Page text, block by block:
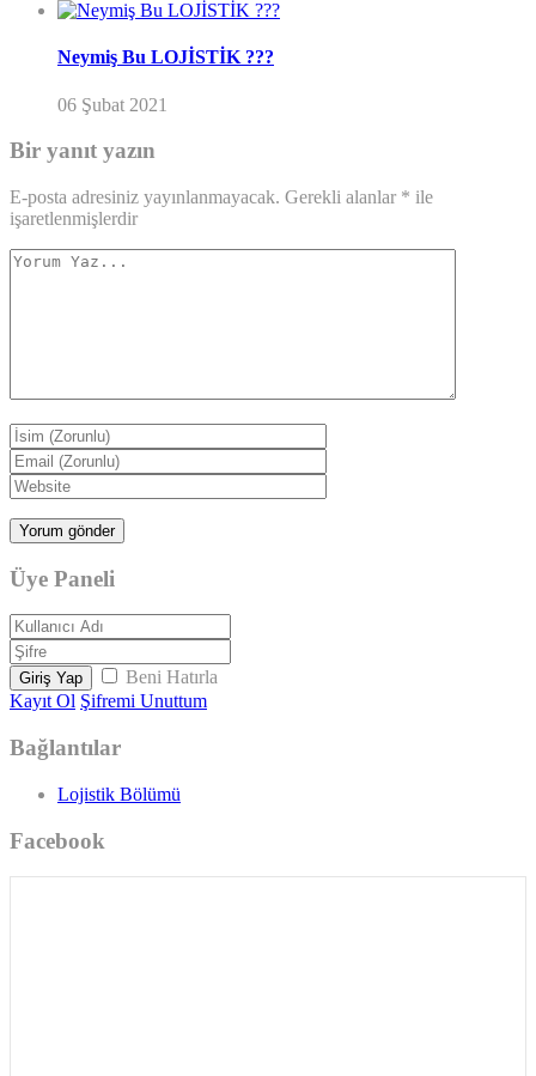
Neymiş Bu LOJİSTİK ???
06 Şubat 2021
Bir yanıt yazın
E-posta adresiniz yayınlanmayacak. Gerekli alanlar * ile
işaretlenmişlerdir
Üye Paneli
Giriş Yap
Beni Hatırla
Kayıt Ol Şifremi Unuttum
Bağlantılar
Lojistik Bölümü
Facebook